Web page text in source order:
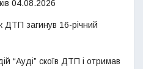
04.08.2026
ДТП загинув 16-річний
“Ауді” скоїв ДТП і отримав